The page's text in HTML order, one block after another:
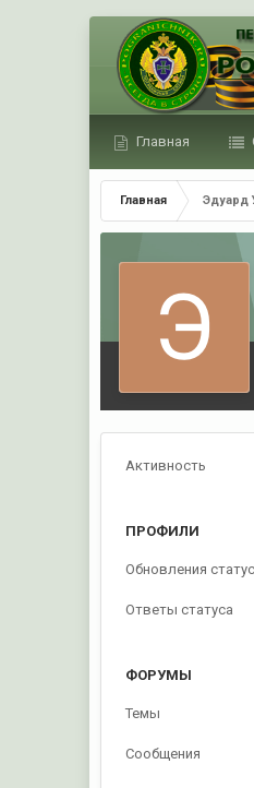
Главная
Главная Эдуард
Активность
ПРОФИЛИ
Обновления
Ответы статуса
ФОРУМЫ
Темы
Сообщения